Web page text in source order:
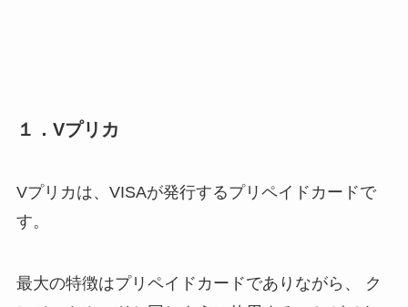
１．Vプリカ
Vプリカは、VISAが発行するプリペイドカードで
す。
最大の特徴はプリペイドカードでありながら、 ク